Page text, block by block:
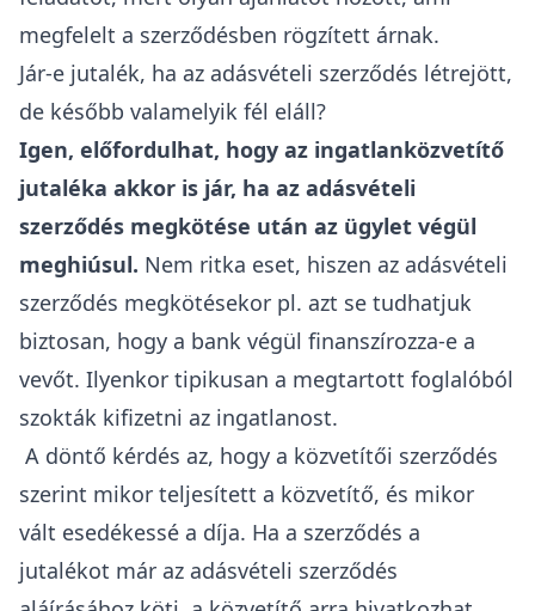
megfelelt a szerződésben rögzített árnak.
Jár-e jutalék, ha az adásvételi szerződés létrejött,
de később valamelyik fél eláll?
Igen, előfordulhat, hogy az ingatlanközvetítő
jutaléka akkor is jár, ha az adásvételi
szerződés megkötése után az ügylet végül
meghiúsul. Nem ritka eset, hiszen az adásvételi
szerződés megkötésekor pl. azt se tudhatjuk
biztosan, hogy a bank végül finanszírozza-e a
vevőt. Ilyenkor tipikusan a megtartott foglalóból
szokták kifizetni az ingatlanost.
A döntő kérdés az, hogy a közvetítői szerződés
szerint mikor teljesített a közvetítő, és mikor
vált esedékessé a díja. Ha a szerződés a
jutalékot már az adásvételi szerződés